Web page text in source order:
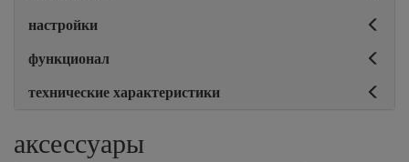
настройки
функционал
технические характеристики
аксессуары